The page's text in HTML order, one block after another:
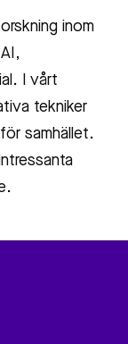
inom
I vårt
tekniker
samhället.